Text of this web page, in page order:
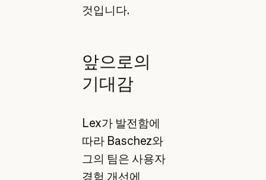
것입니다.
앞으로의
기대감
Lex가 발전함에
따라 Baschez와
그의 팀은 사용자
경험 개선에